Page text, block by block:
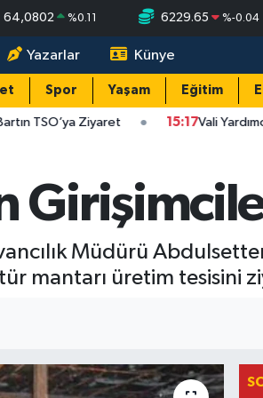
64,0802 %0.11 6229.65 %-0.04
Yazarlar Künye
Spor Yaşam Eğitim
TSO’ya Ziyaret 15:17 Vali
Müdürü
mantarı üretim tesisini